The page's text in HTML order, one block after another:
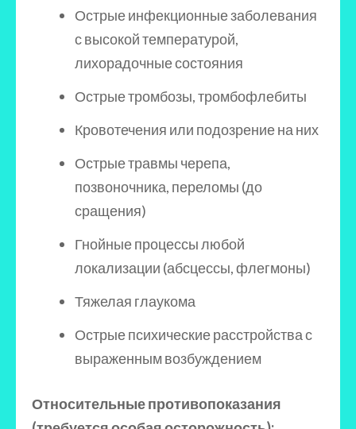
Острые инфекционные заболевания
с высокой температурой,
лихорадочные состояния
Острые тромбозы, тромбофлебиты
Кровотечения или подозрение на них
Острые травмы черепа,
позвоночника, переломы (до
сращения)
Гнойные процессы любой
локализации (абсцессы, флегмоны)
Тяжелая глаукома
Острые психические расстройства с
выраженным возбуждением
Относительные противопоказания